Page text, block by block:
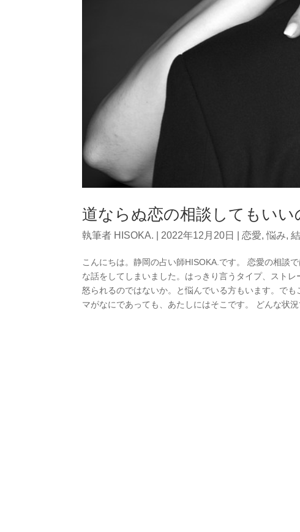
道ならぬ恋の相談してもいい
執筆者 HISOKA. 2022年12月20日 |恋愛,悩み,
こんにちは。静岡の占い師HISOKA.です。 恋愛の相談
な話をしてしまいました。はっきり言うタイプ、スト
怒られるのではないか。と悩んでいる方もいます。で
マがなにであっても、あたしにはそこです。 どんな状